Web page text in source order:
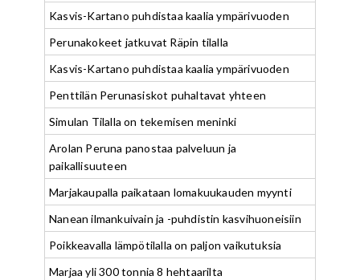
Kasvis-Kartano puhdistaa kaalia ympärivuoden
Perunakokeet jatkuvat Räpin tilalla
Kasvis-Kartano puhdistaa kaalia ympärivuoden
Penttilän Perunasiskot puhaltavat yhteen
Simulan Tilalla on tekemisen meninki
Arolan Peruna panostaa palveluun ja
paikallisuuteen
Marjakaupalla paikataan lomakuukauden myynti
Nanean ilmankuivain ja -puhdistin kasvihuoneisiin
Poikkeavalla lämpötilalla on paljon vaikutuksia
Marjaa yli 300 tonnia 8 hehtaarilta